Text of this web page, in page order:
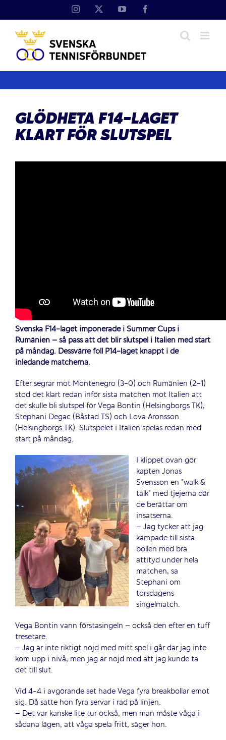
Instagram YouTube
GLÖDHETA F14-LAGET
KLART FÖR SLUTSPEL
Svenska F14-laget imponerade i Summer Cups i
Rumänien – så pass att det blir slutspel i Italien med start
på måndag. Dessvärre föll P14-laget knappt i de
inledande matcherna.
Efter segrar mot Montenegro (3-0) och Rumänien (2-1)
stod det klart redan inför sista matchen mot Italien att
det skulle bli slutspel för Vega Bontin (Helsingborgs TK),
Stephani Degac (Båstad TS) och Lova Aronsson
(Helsingborgs TK). Slutspelet i Italien spelas redan med
start på måndag.
I klippet ovan gör
kapten Jonas
Svensson en ”walk &
talk” med tjejerna där
de berättar om
insatserna.
– Jag tycker att jag
kämpade till sista
bollen med bra
attityd under hela
matchen, sa
Stephani om
torsdagens
singelmatch.
Vega Bontin vann förstasingeln – också den efter en tuff
tresetare.
– Jag är inte riktigt nöjd med mitt spel i går där jag inte
kom upp i nivå, men jag är nöjd med att jag kunde ta
det till slut.
Vid 4-4 i avgörande set hade Vega fyra breakbollar emot
sig. Då satte hon fyra servar i rad på linjen.
– Det var kanske lite tur också, men man måste våga i
sådana lägen, att våga spela fritt, säger hon.